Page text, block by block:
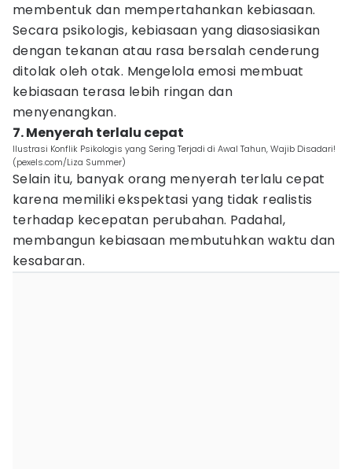
membentuk dan mempertahankan kebiasaan.
Secara psikologis, kebiasaan yang diasosiasikan
dengan tekanan atau rasa bersalah cenderung
ditolak oleh otak. Mengelola emosi membuat
kebiasaan terasa lebih ringan dan
menyenangkan.
7. Menyerah terlalu cepat
Ilustrasi Konflik Psikologis yang Sering Terjadi di Awal Tahun, Wajib Disadari!
(pexels.com/Liza Summer)
Selain itu, banyak orang menyerah terlalu cepat
karena memiliki ekspektasi yang tidak realistis
terhadap kecepatan perubahan. Padahal,
membangun kebiasaan membutuhkan waktu dan
kesabaran.